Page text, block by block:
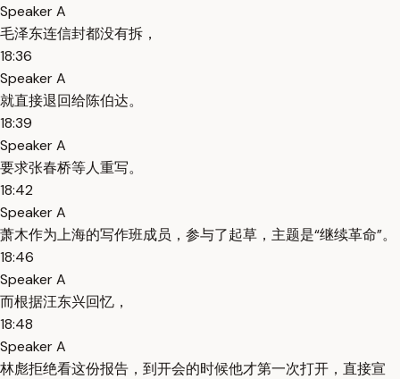
Speaker A
毛泽东连信封都没有拆，
18:36
Speaker A
就直接退回给陈伯达。
18:39
Speaker A
要求张春桥等人重写。
18:42
Speaker A
萧木作为上海的写作班成员，参与了起草，主题是“继续革命”。
18:46
Speaker A
而根据汪东兴回忆，
18:48
Speaker A
林彪拒绝看这份报告，到开会的时候他才第一次打开，直接宣